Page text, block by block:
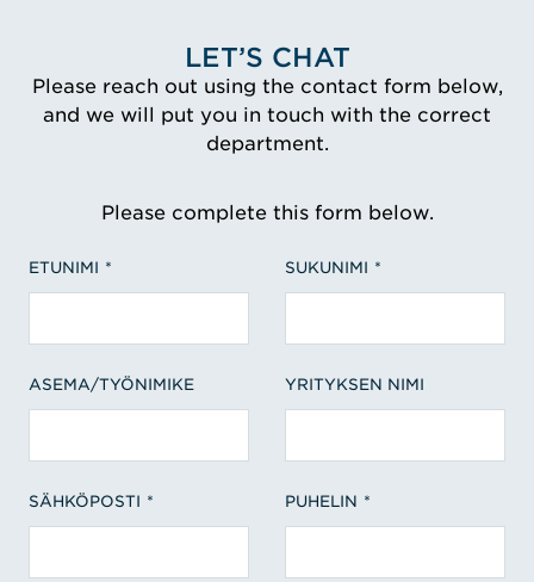
LET’S CHAT
Please reach out using the contact form below,
and we will put you in touch with the correct
department.
Please complete this form below.
ETUNIMI SUKUNIMI
ASEMA/TYÖNIMIKE YRITYKSEN NIMI
SÄHKÖPOSTI PUHELIN